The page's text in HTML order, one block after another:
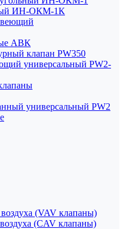
ИН-ОКМ-1К
АВК
клапан PW350
универсальный PW2-
универсальный PW2
(VAV клапаны)
(CAV клапаны)